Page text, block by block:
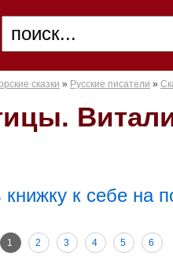
сказки » Русские писатели »
книжку к себе на
1 2 3 4 5 6